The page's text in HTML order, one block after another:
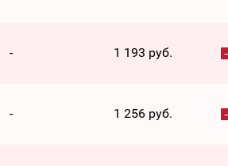
- 1 193 руб.
- 1 256 руб.